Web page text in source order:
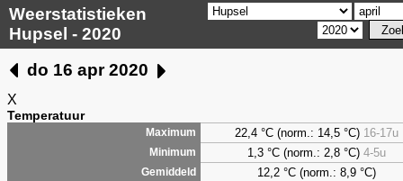
Weerstatistieken
Hupsel - 2020
do 16 apr 2020
X
Temperatuur
Maximum 22,4 °C (norm.: 14,5 °C) 16-17u
Minimum 1,3 °C (norm.: 2,8 °C) 4-5u
Gemiddeld 12,2 °C (norm.: 8,9 °C)